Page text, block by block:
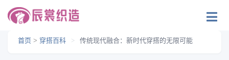
首页 > 穿搭百科 > 传统现代融合：新时代穿搭的无限可能